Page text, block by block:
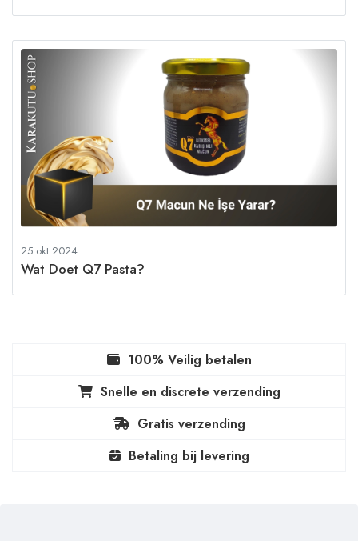
25 okt 2024
Wat Doet Q7 Pasta?
100% Veilig betalen
Snelle en discrete verzending
Gratis verzending
Betaling bij levering